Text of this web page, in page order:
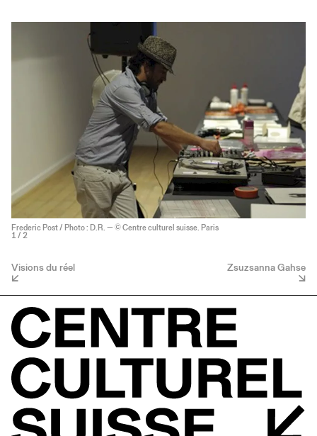
Frederic Post / Photo : D.R. — © Centre culturel suisse. Paris
1 / 2
Visions du réel Zsuzsanna Gahse